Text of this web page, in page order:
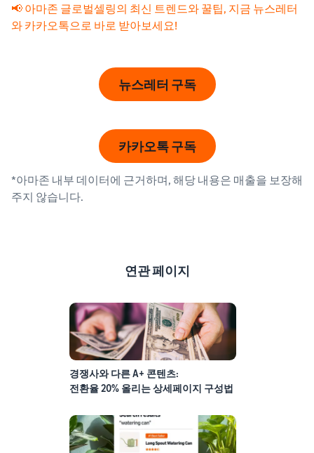
📢 아마존 글로벌셀링의 최신 트렌드와 꿀팁, 지금 뉴스레터
와 카카오톡으로 바로 받아보세요!
뉴스레터 구독
카카오톡 구독
*아마존 내부 데이터에 근거하며, 해당 내용은 매출을 보장해
주지 않습니다.
연관 페이지
경쟁사와 다른 A+ 콘텐츠:
전환율 20% 올리는 상세페이지 구성법